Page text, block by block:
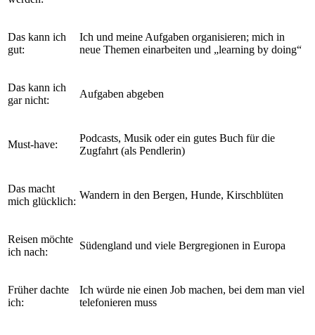
Das kann ich
gut:
Ich und meine Aufgaben organisieren; mich in
neue Themen einarbeiten und „learning by doing“
Das kann ich
gar nicht:
Aufgaben abgeben
Must-have:
Podcasts, Musik oder ein gutes Buch für die
Zugfahrt (als Pendlerin)
Das macht
mich glücklich:
Wandern in den Bergen, Hunde, Kirschblüten
Reisen möchte
ich nach:
Südengland und viele Bergregionen in Europa
Früher dachte
ich:
Ich würde nie einen Job machen, bei dem man viel
telefonieren muss